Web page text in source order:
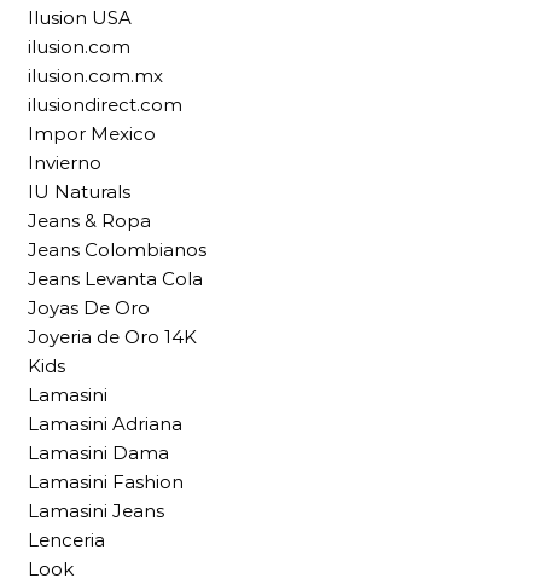
Ilusion USA
ilusion.com
ilusion.com.mx
ilusiondirect.com
Impor Mexico
Invierno
IU Naturals
Jeans & Ropa
Jeans Colombianos
Jeans Levanta Cola
Joyas De Oro
Joyeria de Oro 14K
Kids
Lamasini
Lamasini Adriana
Lamasini Dama
Lamasini Fashion
Lamasini Jeans
Lenceria
Look